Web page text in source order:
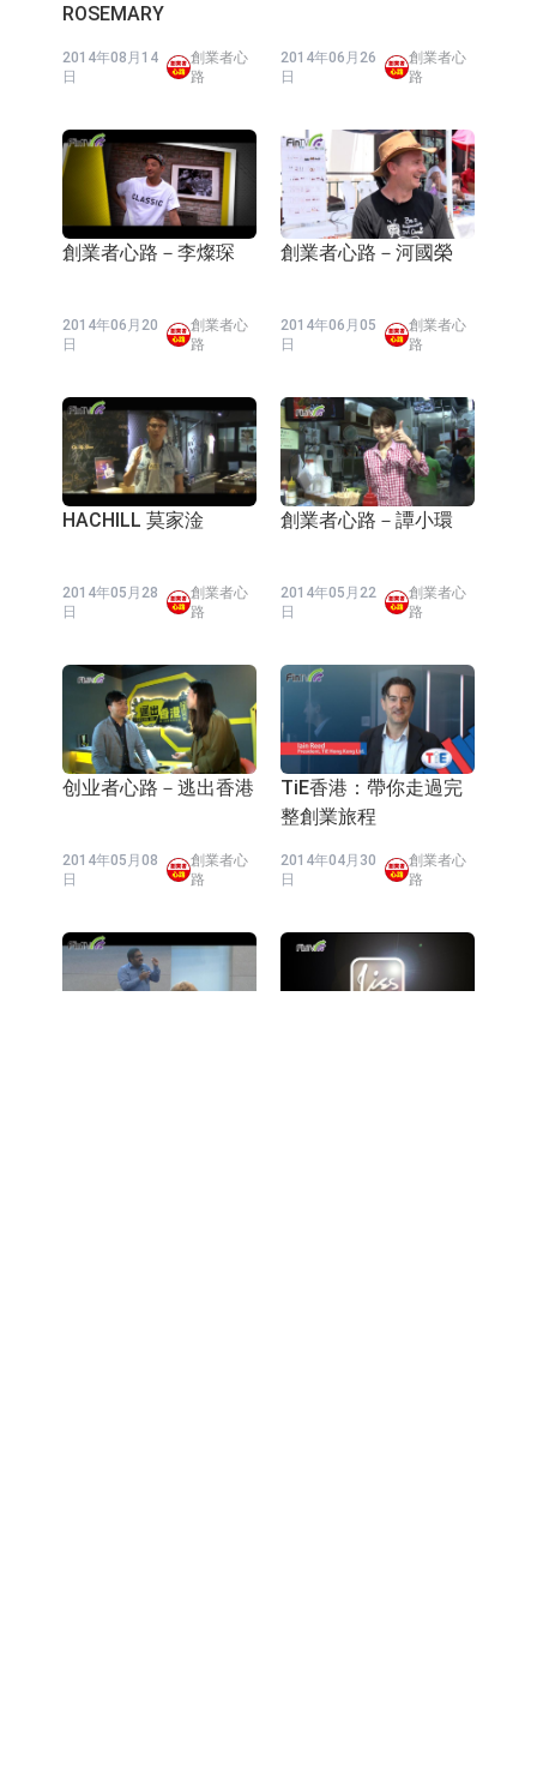
ROSEMARY
2014年08月14
日
創業者心
路
2014年06月26
日
創業者心
路
創業者心路－李燦琛
2014年06月20
日
創業者心
路
創業者心路－河國榮
2014年06月05
日
創業者心
路
HACHILL 莫家淦
2014年05月28
日
創業者心
路
創業者心路－譚小環
2014年05月22
日
創業者心
路
创业者心路－逃出香港
2014年05月08
日
創業者心
路
TiE香港：帶你走過完
整創業旅程
2014年04月30
日
創業者心
路